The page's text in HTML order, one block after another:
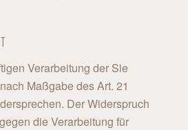
Verarbeitung der Sie
Maßgabe des Art. 21
Der Widerspruch
die Verarbeitung für